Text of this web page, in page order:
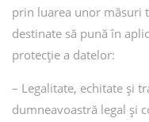
prin luarea unor măsuri
destinate să pună în
protecție a datelor:
– Legalitate, echitate și
dumneavoastră legal și